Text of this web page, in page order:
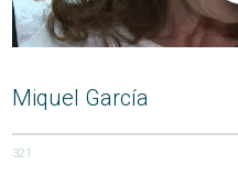
Miquel García
321